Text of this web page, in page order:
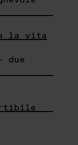
la vita
due